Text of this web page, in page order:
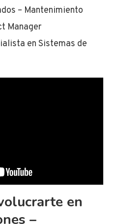
– Mantenimiento
Manager
en Sistemas de
en
–